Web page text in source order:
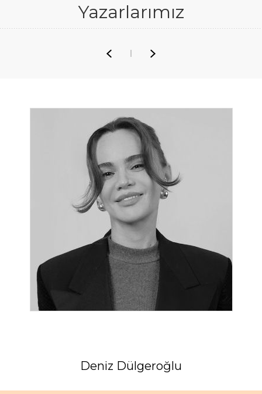
Yazarlarımız
Deniz Dülgeroğlu